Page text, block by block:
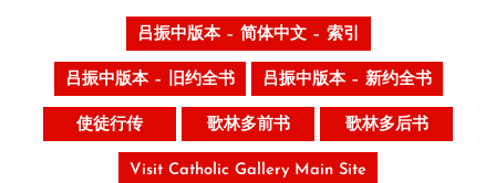
吕振中版本 – 简体中文 – 索引
吕振中版本 – 旧约全书 吕振中版本 – 新约全书
使徒行传 歌林多前书 歌林多后书
Visit Catholic Gallery Main Site